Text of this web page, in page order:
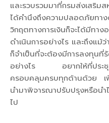
และรวบรวมมาที่กรมส่งเสริ
ได้คำนึงถึงความปลอดภัยท
วิกฤตทางการเงินก็จะได้มีทาง
ดำเนินการอย่างไร และถึงแ
ก็จำเป็นที่จะต้องมีการลงทุนที่
อย่างไร อยากให้ที่ประชุม
ครอบคลุมครบทุกด้านด้วย เ
นำมาพิจารณาปรับปรุงหรือนำ
ไป